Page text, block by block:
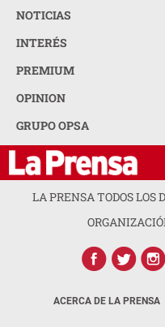
NOTICIAS
INTERÉS
PREMIUM
OPINION
GRUPO OPSA
LA PRENSA TODOS LOS
ACERCA DE LA PRENSA